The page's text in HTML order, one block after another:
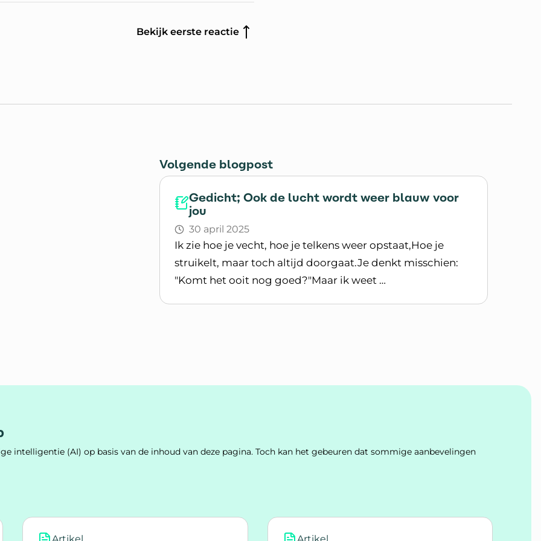
Bekijk eerste reactie
Volgende blogpost
Gedicht; Ook de lucht wordt weer blauw voor
jou
30 april 2025
Ik zie hoe je vecht, hoe je telkens weer opstaat,Hoe je
struikelt, maar toch altijd doorgaat.Je denkt misschien:
"Komt het ooit nog goed?"Maar ik weet …
intelligentie (AI) op basis van de inhoud van deze pagina. Toch kan het gebeuren dat sommige aanbevelingen